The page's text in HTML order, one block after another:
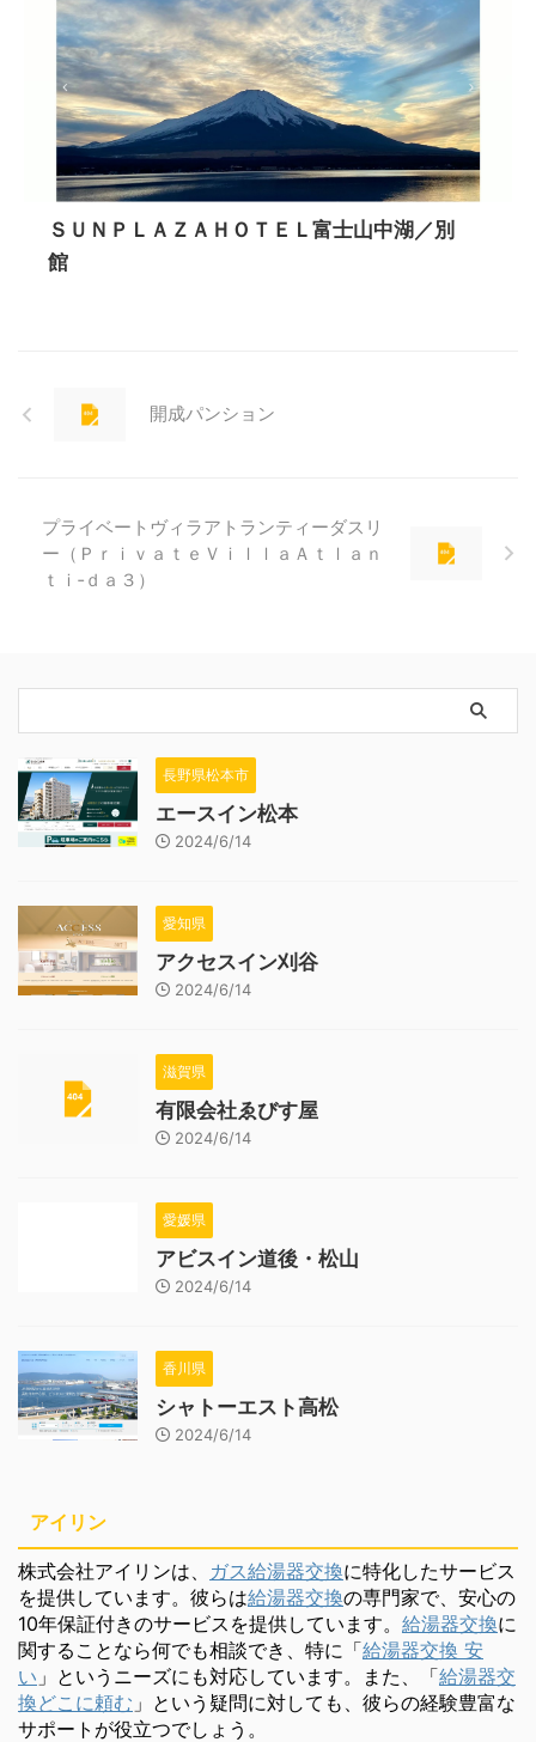
ＳＵＮＰＬＡＺＡＨＯＴＥＬ富士山中湖／別
館
開成パンション
プライベートヴィラアトランティーダスリ
ー（ＰｒｉｖａｔｅＶｉｌｌａＡｔｌａｎ
ｔｉ‐ｄａ３）
長野県松本市
エースイン松本
2024/6/14
愛知県
アクセスイン刈谷
2024/6/14
滋賀県
有限会社ゑびす屋
2024/6/14
愛媛県
アビスイン道後・松山
2024/6/14
香川県
シャトーエスト高松
2024/6/14
アイリン
株式会社アイリンは、 ガス給湯器交換に特化したサービス
を提供しています。彼らは給湯器交換の専門家で、安心の
10年保証付きのサービスを提供しています。 給湯器交換に
関することなら何でも相談でき、特に「給湯器交換 安
い 」というニーズにも対応しています。また、「給湯器交
換どこに頼む 」という疑問に対しても、彼らの経験豊富な
サポートが役立つでしょう。